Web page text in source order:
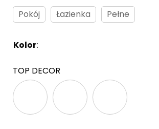
Pokój Łazienka Pełne
Kolor:
TOP DECOR